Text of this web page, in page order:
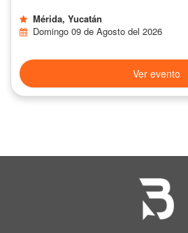
Mérida, Yucatán
Domingo 09 de Agosto del 2026
Ver evento